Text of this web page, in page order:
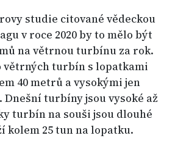
studie citované vědeckou
v roce 2020 by to mělo být
na větrnou turbínu za rok.
větrných turbín s lopatkami
40 metrů a vysokými jen
Dnešní turbíny jsou vysoké až
turbín na souši jsou dlouhé
kolem 25 tun na lopatku.